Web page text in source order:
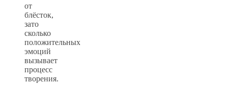
от
блёсток,
зато
сколько
положительных
эмоций
вызывает
процесс
творения.